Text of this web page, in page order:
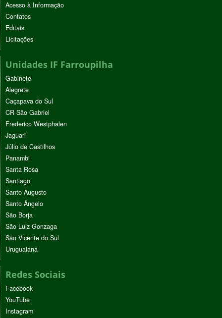
Acesso à Informação
Contatos
Editais
Licitações
Unidades IF Farroupilha
Gabinete
Alegrete
Caçapava do Sul
CR São Gabriel
Frederico Westphalen
Jaguari
Júlio de Castilhos
Panambi
Santa Rosa
Santiago
Santo Augusto
Santo Ângelo
São Borja
São Luiz Gonzaga
São Vicente do Sul
Uruguaiana
Redes Sociais
Facebook
YouTube
Instagram